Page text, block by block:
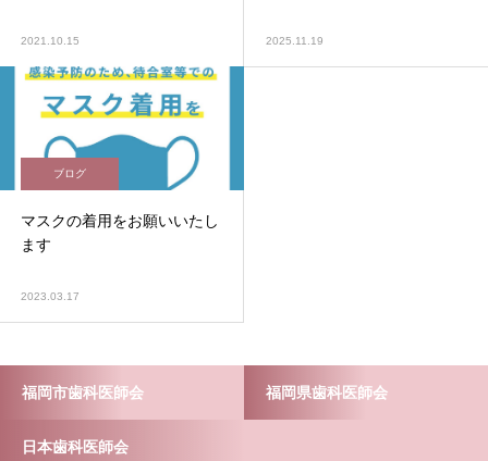
2021.10.15 2025.11.19
ブログ
マスクの着用をお願いいたし
ます
2023.03.17
福岡市歯科医師会 福岡県歯科医師会
日本歯科医師会